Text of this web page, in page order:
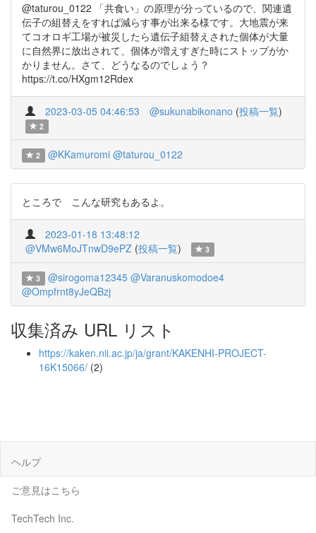
@taturou_0122 「共食い」の原理が分っているので、関連遺
伝子の組替えをすれば減らす事が出来る様です。大地震が来
てコオロギ工場が被災したら遺伝子組替えされた個体が大量
に自然界に放出されて、個体が増えすぎた時にストップがか
かりません。さて、どうなるのでしょう？
https://t.co/HXgm12Rdex
2023-03-05 04:46:53 @sukunabikonano (投稿一覧)
2
2 @KKamuromi @taturou_0122
ところで こんな研究もあるよ。
2023-01-18 13:48:12
@VMw6MoJTnwD9ePZ (投稿一覧) 3
3 @sirogoma12345 @Varanuskomodoe4
@Ompfrnt8yJeQBzj
収集済み URL リスト
https://kaken.nii.ac.jp/ja/grant/KAKENHI-PROJECT-
16K15066/ (2)
ヘルプ
ご意見はこちら
TechTech Inc.